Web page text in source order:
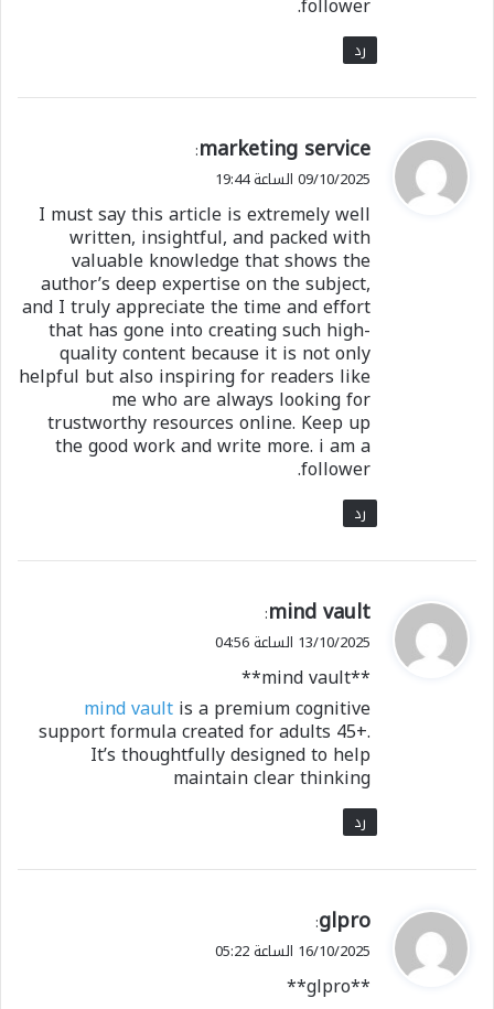
رد
ي
ق
ل
marketing service
:
09/10/2025 الساعة 19:44
I must say this article is extremely well
written, insightful, and packed with
valuable knowledge that shows the
author’s deep expertise on the subject,
and I truly appreciate the time and effort
that has gone into creating such high-
quality content because it is not only
helpful but also inspiring for readers like
me who are always looking for
trustworthy resources online. Keep up
the good work and write more. i am a
follower.
رد
ي
ق
ل
mind vault
:
13/10/2025 الساعة 04:56
**mind vault**
mind vaultis a premium cognitive
support formula created for adults 45+.
It’s thoughtfully designed to help
maintain clear thinking
رد
ي
ق
ل
glpro
:
16/10/2025 الساعة 05:22
** glpro**